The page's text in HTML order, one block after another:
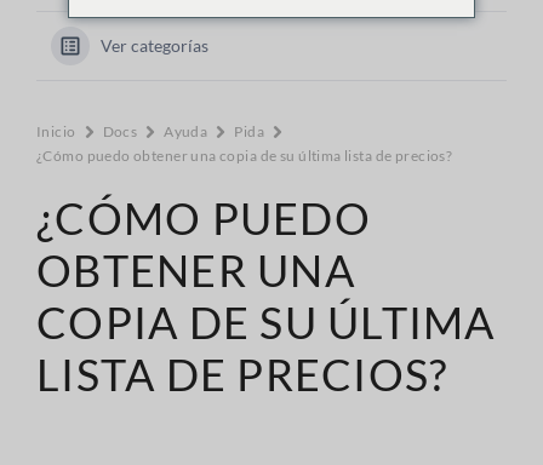
Ver categorías
Inicio Docs Ayuda
Pida
¿Cómo puedo obtener una copia de su última lista de precios?
¿CÓMO PUEDO
OBTENER UNA
COPIA DE SU ÚLTIMA
LISTA DE PRECIOS?